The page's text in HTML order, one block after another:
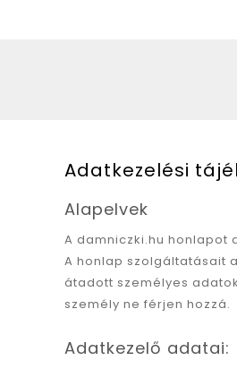
Adatkezelési
Alapelvek
A damniczki.hu honlapot
A honlap szolgáltatásait
átadott személyes
személy ne férjen hozzá.
Adatkezelő adatai: